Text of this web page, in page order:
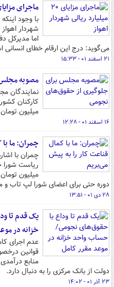
ماجرای مزایای ۲۰ میلیارد ریالی
شهردار
اما مدیرکل
می‌گوید: درج این ارقام خطای
۲۱ اسفند ۰۱ - ۱۵:۳۳
مصوبه
نمایندگان
میلیون
۱۶ اسفند ۰۱ - ۱۲:۲۸
چمران: ما
چمران با
میلیون
دوره حتی برای اعضای شورا لپ تاب و
۲۸ دی ۰۱ - ۱۳:۵۱
یک قدم تا
خزانه در
قوانین
منابع
دولت از بانک مرکزی را به دنبال دارد.
۲۳ آذر ۰۱ - ۱۴:۰۲